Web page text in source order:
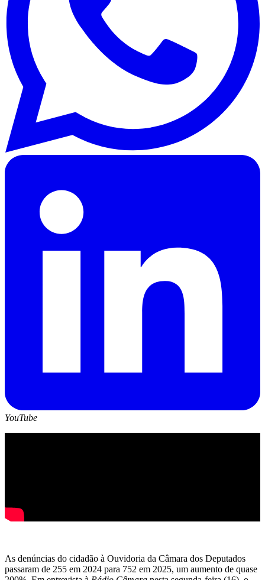
YouTube
As denúncias do cidadão à Ouvidoria da Câmara dos Deputados
passaram de 255 em 2024 para 752 em 2025, um aumento de quase